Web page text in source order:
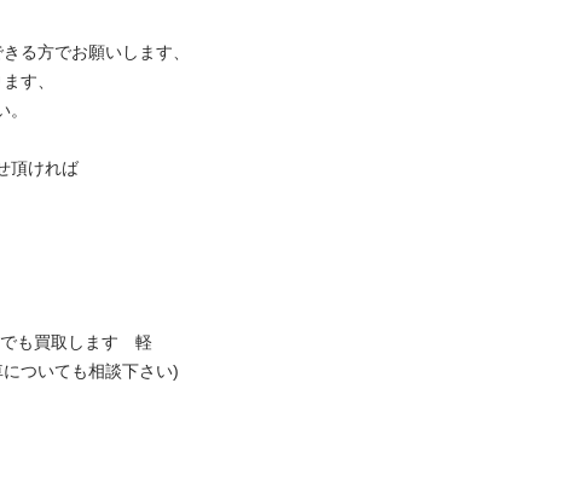
る方でお願いします、
す、
。
頂ければ
も買取します　軽
ついても相談下さい)